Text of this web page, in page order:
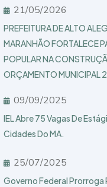
21/05/2026
PREFEITURA DE ALTO
MARANHÃO FORTALECE
POPULAR NA
ORÇAMENTO MUNICIPAL
09/09/2025
IEL Abre 75 Vagas De
Cidades Do MA.
25/07/2025
Governo Federal Prorroga